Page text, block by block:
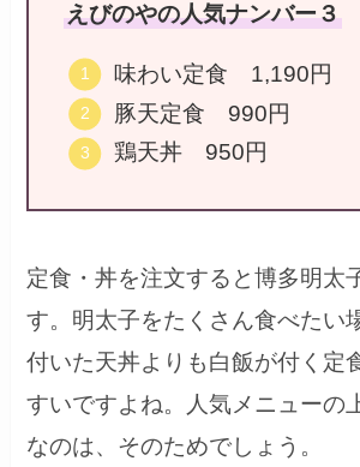
えびのやの人気ナンバー３
味わい定食 1,190円
豚天定食 990円
鶏天丼 950円
定食・丼を注文すると博多明太
す。明太子をたくさん食べたい
付いた天丼よりも白飯が付く定
すいですよね。人気メニューの
なのは、そのためでしょう。